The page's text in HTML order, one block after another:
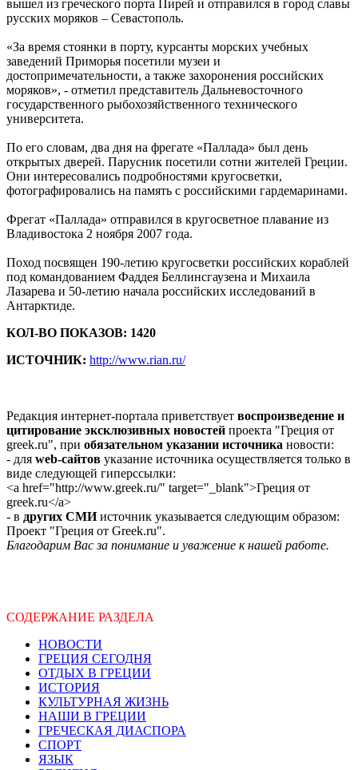
вышел из греческого порта Пирей и отправился в город славы
русских моряков – Севастополь.
«За время стоянки в порту, курсанты морских учебных
заведений Приморья посетили музеи и
достопримечательности, а также захоронения российских
моряков», - отметил представитель Дальневосточного
государственного рыбохозяйственного технического
университета.
По его словам, два дня на фрегате «Паллада» был день
открытых дверей. Парусник посетили сотни жителей Греции.
Они интересовались подробностями кругосветки,
фотографировались на память с российскими гардемаринами.
Фрегат «Паллада» отправился в кругосветное плавание из
Владивостока 2 ноября 2007 года.
Поход посвящен 190-летию кругосветки российских кораблей
под командованием Фаддея Беллинсгаузена и Михаила
Лазарева и 50-летию начала российских исследований в
Антарктиде.
КОЛ-ВО ПОКАЗОВ: 1420
ИСТОЧНИК: http://www.rian.ru/
Редакция интернет-портала приветствует воспроизведение и
цитирование эксклюзивных новостей проекта "Греция от
greek.ru", при обязательном указании источника новости:
- для web-сайтов указание источника осуществляется только в
виде следующей гиперссылки:
<a href="http://www.greek.ru/" target="_blank">Греция от
greek.ru</a>
- в других СМИисточник указывается следующим образом:
Проект "Греция от Greek.ru".
Благодарим Вас за понимание и уважение к нашей работе.
СОДЕРЖАНИЕ РАЗДЕЛА
НОВОСТИ
ГРЕЦИЯ СЕГОДНЯ
ОТДЫХ В ГРЕЦИИ
ИСТОРИЯ
КУЛЬТУРНАЯ ЖИЗНЬ
НАШИ В ГРЕЦИИ
ГРЕЧЕСКАЯ ДИАСПОРА
СПОРТ
ЯЗЫК